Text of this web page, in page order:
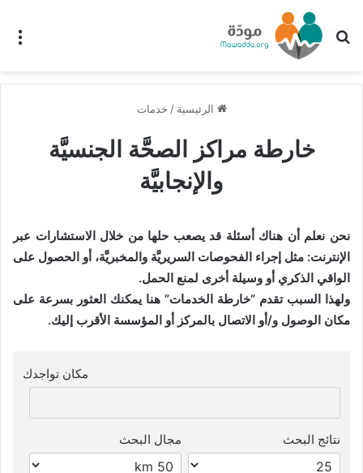
بحث عن
الرئيسية / خدمات
خارطة مراكز الصحَّة الجنسيَّة
والإنجابيَّة
نحن نعلم أن هناك أسئلة قد يصعب حلها من خلال الاستشارات عبر
الإنترنت: مثل إجراء الفحوصات السريريَّة والمخبريَّة، أو الحصول على
الواقي الذكري أو وسيلة أخرى لمنع الحمل.
ولهذا السبب تقدم “خارطة الخدمات” هنا يمكنك العثور بسرعة على
مكان الوصول و/أو الاتصال بالمركز أو المؤسسة الأقرب إليك.
مكان تواجدك
مجال البحث نتائج البحث